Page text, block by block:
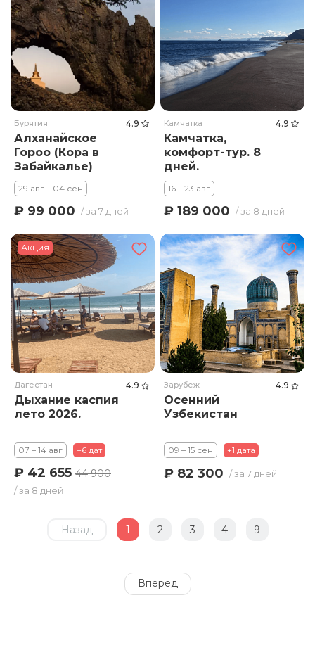
Бурятия 4.9
Алханайское
Гороо (Кора в
Забайкалье)
29 авг – 04 сен
₽ 99 000 / за 7 дней
Камчатка 4.9
Камчатка,
комфорт-тур. 8
дней.
16 – 23 авг
₽ 189 000 / за 8 дней
Акция
Дагестан 4.9
Дыхание каспия
лето 2026.
07 – 14 авг +6 дат
₽ 42 655 44 900
/ за 8 дней
Зарубеж 4.9
Осенний
Узбекистан
09 – 15 сен +1 дата
₽ 82 300 / за 7 дней
Назад 1 2 3 4 9
Вперед